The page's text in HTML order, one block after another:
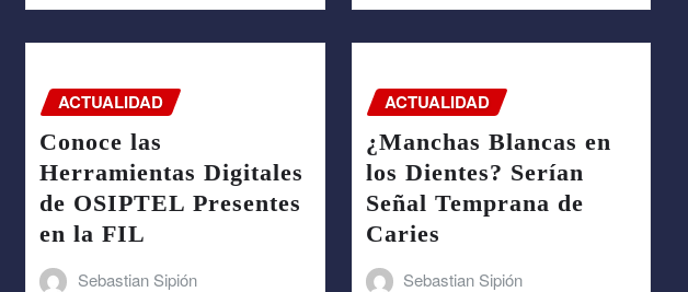
ACTUALIDAD
Conoce las
Herramientas Digitales
de OSIPTEL Presentes
en la FIL
Sebastian Sipión
ACTUALIDAD
¿Manchas Blancas en
los Dientes? Serían
Señal Temprana de
Caries
Sebastian Sipión